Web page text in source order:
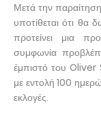
Μετά την
υποτίθεται ότι
προτείνει μια
συμφωνία
έμπιστό του
με εντολή 100
εκλογές.